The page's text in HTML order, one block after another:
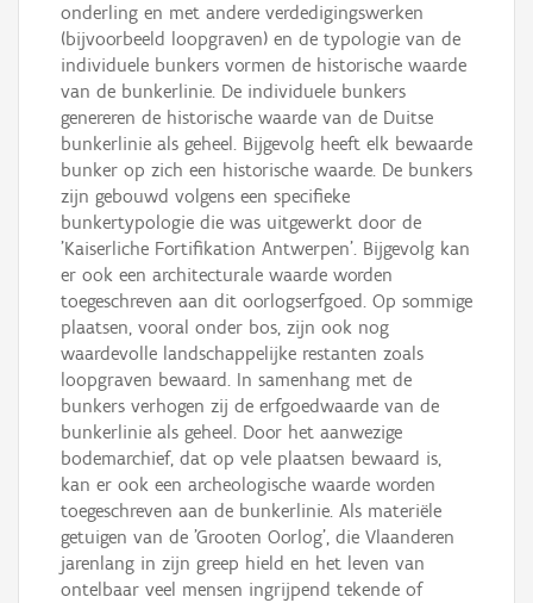
onderling en met andere verdedigingswerken
(bijvoorbeeld loopgraven) en de typologie van de
individuele bunkers vormen de historische waarde
van de bunkerlinie. De individuele bunkers
genereren de historische waarde van de Duitse
bunkerlinie als geheel. Bijgevolg heeft elk bewaarde
bunker op zich een historische waarde. De bunkers
zijn gebouwd volgens een specifieke
bunkertypologie die was uitgewerkt door de
'Kaiserliche Fortifikation Antwerpen'. Bijgevolg kan
er ook een architecturale waarde worden
toegeschreven aan dit oorlogserfgoed. Op sommige
plaatsen, vooral onder bos, zijn ook nog
waardevolle landschappelijke restanten zoals
loopgraven bewaard. In samenhang met de
bunkers verhogen zij de erfgoedwaarde van de
bunkerlinie als geheel. Door het aanwezige
bodemarchief, dat op vele plaatsen bewaard is,
kan er ook een archeologische waarde worden
toegeschreven aan de bunkerlinie. Als materiële
getuigen van de 'Grooten Oorlog', die Vlaanderen
jarenlang in zijn greep hield en het leven van
ontelbaar veel mensen ingrijpend tekende of